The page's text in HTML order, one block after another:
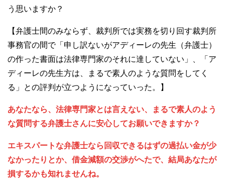
う思いますか？
【弁護士間のみならず、裁判所では実務を切り回す裁判所
事務官の間で「申し訳ないがアディーレの先生（弁護士）
の作った書面は法律専門家のそれに達していない」、「ア
ディーレの先生方は、まるで素人のような質問をしてく
る」との評判が立つようになっていった。】
あなたなら、法律専門家とは言えない、まるで素人のよう
な質問する弁護士さんに安心してお願いできますか？
エキスパートな弁護士なら回収できるはずの過払い金が少
なかったりとか、借金減額の交渉がへたで、結局あなたが
損するかも知れませんね。